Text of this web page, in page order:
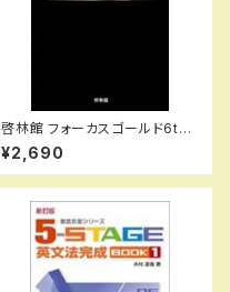
啓林館 フォーカスゴールド6th
Edition 数学Ⅱ+B+C（ベクト
ル） 新品 問題集本体と別冊
解答つき ISBN：978440226
¥2,690